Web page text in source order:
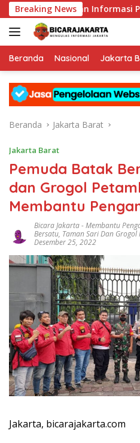
Langsung
ke
konten
Breaking NewsInformasi Publik
Beranda Nasional Jakarta
Beranda Jakarta Barat
Jakarta Barat
Pemuda Batak
dan Grogol
Membantu
Bicara Jakarta-Membantu
Bersatu, Taman Sari Dan
Desember 25, 2022
Jakarta, bicarajakarta.com